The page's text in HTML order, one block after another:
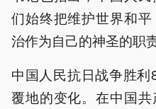
们始终把维护世界和
治作为自己的神圣的职责
中国人民抗日战争胜
覆地的变化。在中国